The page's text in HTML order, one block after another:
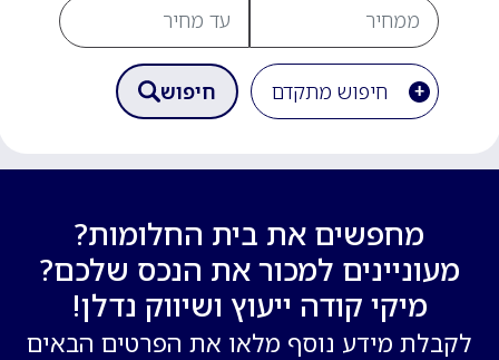
חיפוש מתקדם חיפוש
מחפשים את בית החלומות?
מעוניינים למכור את הנכס שלכם?
מיקי קודה ייעוץ ושיווק נדלן!
לקבלת מידע נוסף מלאו את הפרטים הבאים